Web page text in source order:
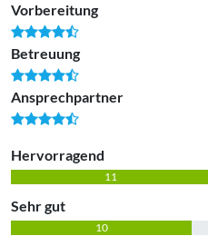
Vorbereitung
Betreuung
Ansprechpartner
Hervorragend
11
Sehr gut
10